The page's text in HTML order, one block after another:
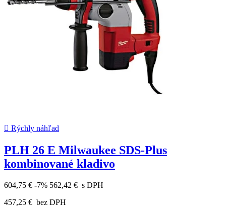
 Rýchly náhľad
PLH 26 E Milwaukee SDS-Plus
kombinované kladivo
604,75 € -7% 562,42 € s DPH
457,25 € bez DPH